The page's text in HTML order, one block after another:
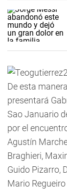
De esta
presentará
Sao Januario
por el
Agustín
Braghieri,
Guido Pizarro,
Mario